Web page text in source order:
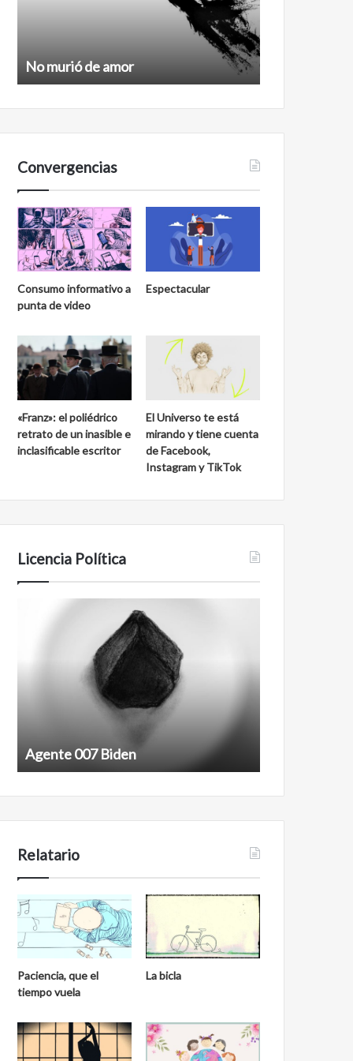
No murió de amor
Convergencias
Consumo informativo a
punta de video
Espectacular
«Franz»: el poliédrico
retrato de un inasible e
inclasificable escritor
El Universo te está
mirando y tiene cuenta
de Facebook,
Instagram y TikTok
Licencia Política
Agente 007 Biden
Relatario
Paciencia, que el
tiempo vuela
La bicla